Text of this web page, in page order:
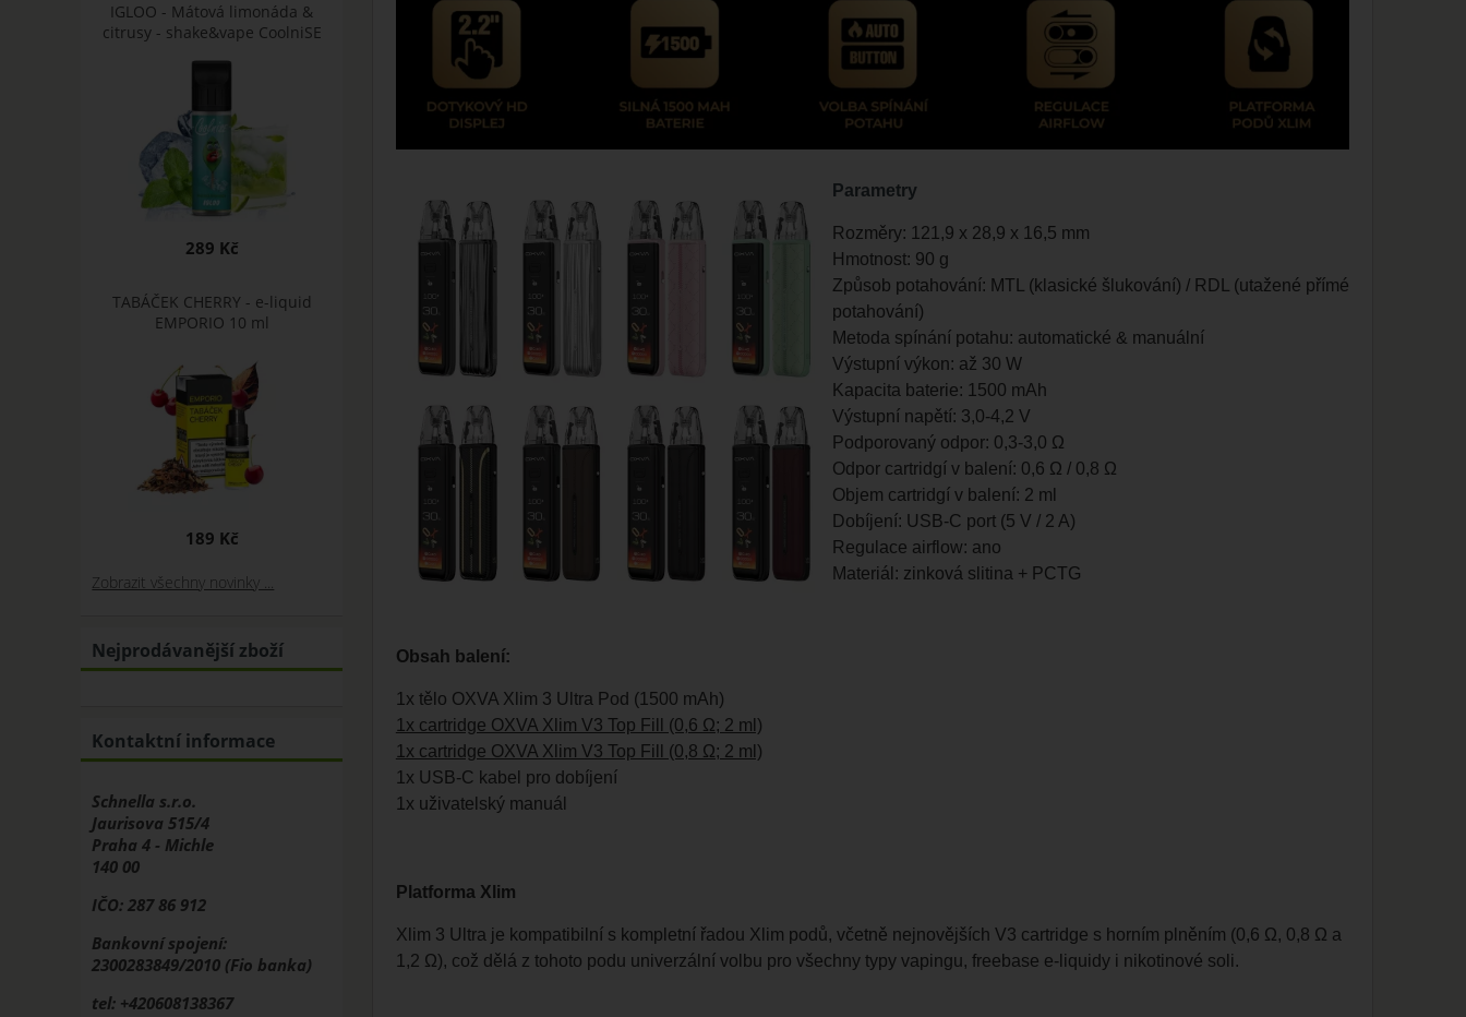
Parametry
Rozměry: 121,9 x 28,9 x 16,5 mm
Hmotnost: 90 g
Způsob potahování: MTL (klasické šlukování) / RDL (utažené přímé
potahování)
Metoda spínání potahu: automatické & manuální
Výstupní výkon: až 30 W
Kapacita baterie: 1500 mAh
Výstupní napětí: 3,0-4,2 V
Podporovaný odpor: 0,3-3,0 Ω
Odpor cartridgí v balení: 0,6 Ω / 0,8 Ω
Objem cartridgí v balení: 2 ml
Dobíjení: USB-C port (5 V / 2 A)
Regulace airflow: ano
Materiál: zinková slitina + PCTG
Obsah balení:
1x tělo OXVA Xlim 3 Ultra Pod (1500 mAh)
1x cartridge OXVA Xlim V3 Top Fill (0,6 Ω; 2 ml)
1x cartridge OXVA Xlim V3 Top Fill (0,8 Ω; 2 ml)
1x USB-C kabel pro dobíjení
1x uživatelský manuál
Platforma Xlim
Xlim 3 Ultra je kompatibilní s kompletní řadou Xlim podů, včetně nejnovějších V3 cartridge s horním plněním (0,6 Ω, 0,8 Ω a
1,2 Ω), což dělá z tohoto podu univerzální volbu pro všechny typy vapingu, freebase e-liquidy i nikotinové soli.
IGLOO - Mátová limonáda &
citrusy - shake&vape CoolniSE
289 Kč
TABÁČEK CHERRY - e-liquid
EMPORIO 10 ml
189 Kč
Zobrazit všechny novinky ...
Nejprodávanější zboží
Kontaktní informace
Schnella s.r.o.
Jaurisova 515/4
Praha 4 - Michle
140 00
IČO: 287 86 912
Bankovní spojení:
2300283849/2010 (Fio banka)
tel: +420608138367